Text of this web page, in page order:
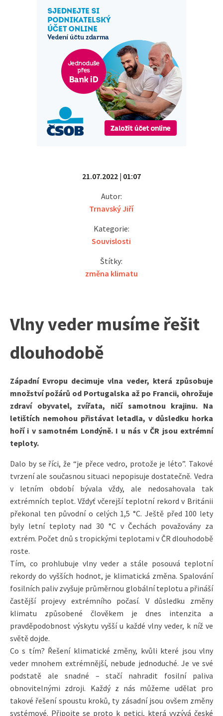
21.07.2022 | 01:07
Autor:
Trnavský Jiří
Kategorie:
Souvislosti
Štítky:
změna klimatu
Vlny veder musíme řešit
dlouhodobě
Západní Evropu decimuje vlna veder, která způsobuje
množství požárů od Portugalska až po Francii, ohrožuje
zdraví obyvatel, zvířata, ničí samotnou krajinu. Na
letištích nemohou přistávat letadla, v důsledku horka
hoří i v samotném Londýně. I u nás v ČR jsou extrémní
teploty.
Dalo by se říci, že “je přece vedro, protože je léto”. Takové
tvrzení ale současnou situaci nepopisuje dostatečně. Vedra
v letním období bývala vždy, ale nedosahovala tak
extrémních teplot. Vždyť včerejší teplotní rekord v Británii
překonal ten původní o celých 1,5 °C. Ještě před 100 lety
byly letní teploty nad 30 °C v Čechách považovány za
extrém. Počet dnů s tropickými teplotami v ČR dlouhodobě
roste.
Tím, co prohlubuje vlny veder a stále posouvá teplotní
rekordy do vyšších hodnot, je klimatická změna. Spalování
fosilních paliv zvyšuje průměrnou globální teplotu a přináší
častější projevy extrémního počasí. V důsledku změny
klimatu způsobené člověkem je dnes intenzita a
pravděpodobnost výskytu vyšší u každé vlny veder, k níž ve
světě dojde.
Co s tím? Řešení klimatické změny, kvůli které jsou vlny
veder mnohem extrémnější, nebude jednoduché. Je ve své
podstatě ale snadné – stačí nahradit fosilní paliva
obnovitelnými zdroji. Každý z nás můžeme udělat pro
takové řešení spoustu kroků, ty zásadní jsou ovšem změny
systémové. Připojte se proto k petici, která vyzývá české